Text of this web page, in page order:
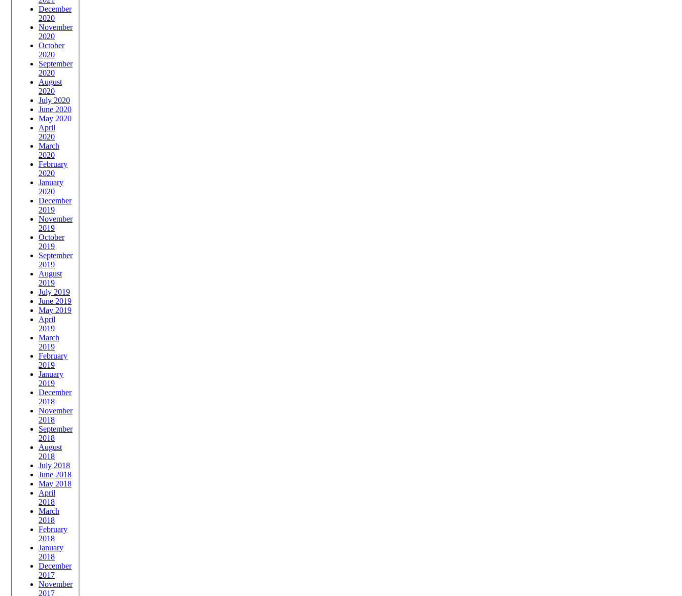
December
2020
November
2020
October
2020
September
2020
August
2020
July 2020
June 2020
May 2020
April
2020
March
2020
February
2020
January
2020
December
2019
November
2019
October
2019
September
2019
August
2019
July 2019
June 2019
May 2019
April
2019
March
2019
February
2019
January
2019
December
2018
November
2018
September
2018
August
2018
July 2018
June 2018
May 2018
April
2018
March
2018
February
2018
January
2018
December
2017
November
2017